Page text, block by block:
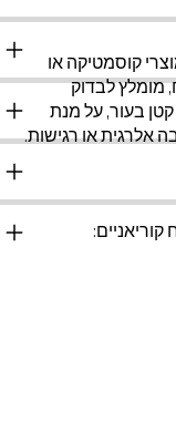
קוסמטיקה או
מומלץ לבדוק
בעור, על מנת
אלרגית או רגישות.